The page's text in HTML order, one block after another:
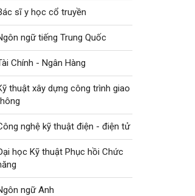
sĩ y học cổ truyền
ngữ tiếng Trung Quốc
Chính - Ngân Hàng
thuật xây dựng công trình giao
nghệ kỹ thuật điện - điện tử
học Kỹ thuật Phục hồi Chức
ngữ Anh